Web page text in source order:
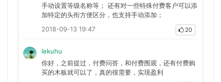
手动设置等级名称等； 还有对一些特殊付费客户可以添
加特定的头衔方便区分，也支持手动添加；
2018-09-13 19:47
20
lekuhu
你好，之前提过，付费问答，和付费围观，还有付费购
买的木板就可以了，真的很需要，实现盈利